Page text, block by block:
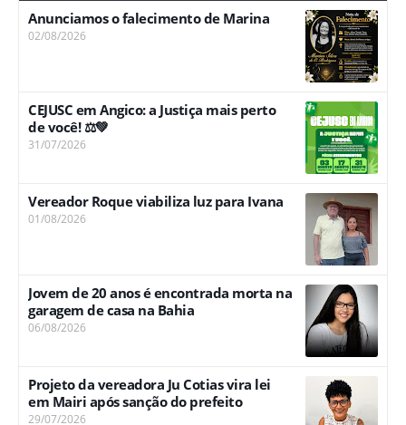
Anunciamos o falecimento de Marina
02/08/2026
CEJUSC em Angico: a Justiça mais perto
de você! ⚖️💚
31/07/2026
Vereador Roque viabiliza luz para Ivana
01/08/2026
Jovem de 20 anos é encontrada morta na
garagem de casa na Bahia
06/08/2026
Projeto da vereadora Ju Cotias vira lei
em Mairi após sanção do prefeito
29/07/2026